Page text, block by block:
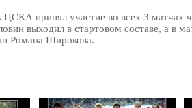
ЦСКА принял участие во всех 3 матчах
выходил в стартовом составе, а в
Романа Широкова.